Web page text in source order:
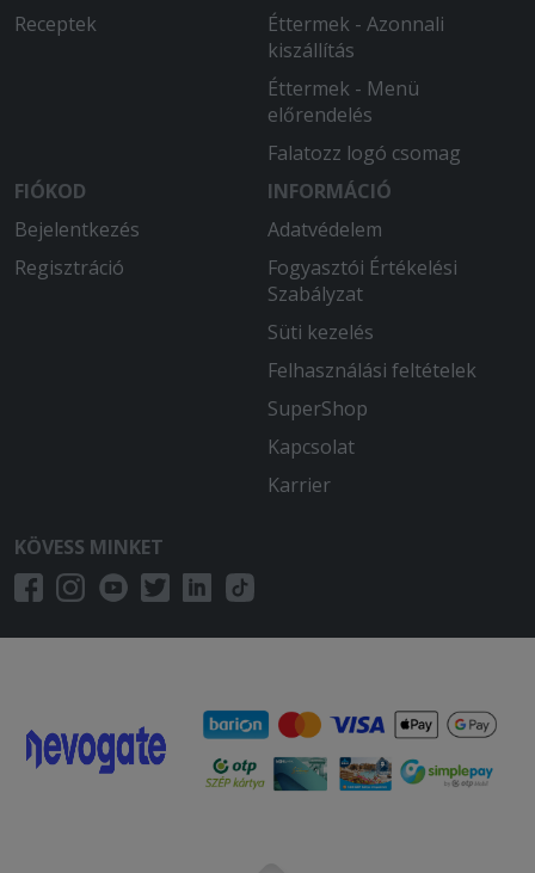
Receptek
Éttermek - Azonnali
kiszállítás
Éttermek - Menü
előrendelés
Falatozz logó csomag
FIÓKOD
Bejelentkezés
Regisztráció
INFORMÁCIÓ
Adatvédelem
Fogyasztói Értékelési
Szabályzat
Süti kezelés
Felhasználási feltételek
SuperShop
Kapcsolat
Karrier
KÖVESS MINKET